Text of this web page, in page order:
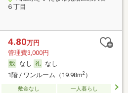
６丁目
4.80万円
管理費3,000円
なし
なし
1階 / ワンルーム（19.98m2）
敷金なし
一人暮らし